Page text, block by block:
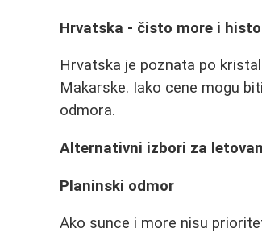
Hrvatska - čisto more i
Hrvatska je poznata po
Makarske. Iako cene mogu
odmora.
Alternativni izbori za
Planinski odmor
Ako sunce i more nisu